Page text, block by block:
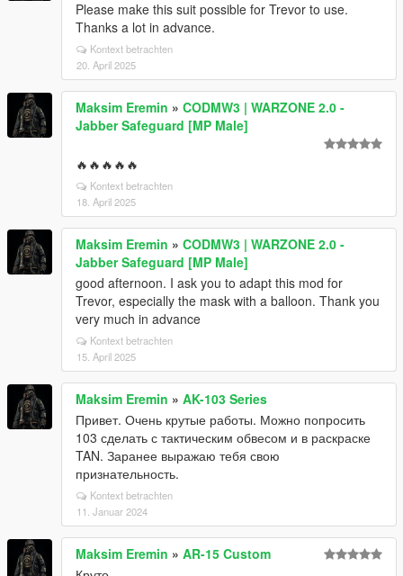
Please make this suit possible for Trevor to use.
Thanks a lot in advance.
Kontext betrachten
20. April 2025
Maksim Eremin » CODMW3 | WARZONE 2.0 -
Jabber Safeguard [MP Male]
🔥🔥🔥🔥🔥
Kontext betrachten
18. April 2025
Maksim Eremin » CODMW3 | WARZONE 2.0 -
Jabber Safeguard [MP Male]
good afternoon. I ask you to adapt this mod for
Trevor, especially the mask with a balloon. Thank you
very much in advance
Kontext betrachten
15. April 2025
Maksim Eremin » AK-103 Series
Привет. Очень крутые работы. Можно попросить
103 сделать с тактическим обвесом и в раскраске
TAN. Заранее выражаю тебя свою
признательность.
Kontext betrachten
11. Januar 2024
Maksim Eremin » AR-15 Custom